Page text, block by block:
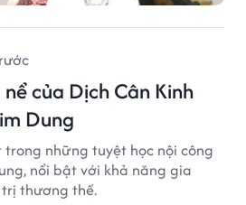
của Dịch Cân Kinh
Dung
trong những tuyệt học nội công
nổi bật với khả năng gia
thương thế.